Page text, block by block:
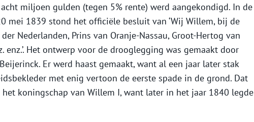
miljoen gulden (tegen 5% rente) werd aangekondigd. In de
mei 1839 stond het officiële besluit van ‘Wij Willem, bij de
Nederlanden, Prins van Oranje-Nassau, Groot-Hertog van
enz.’. Het ontwerp voor de drooglegging was gemaakt door
Er werd haast gemaakt, want al een jaar later stak
met enig vertoon de eerste spade in de grond. Dat
koningschap van Willem I, want later in het jaar 1840 legde